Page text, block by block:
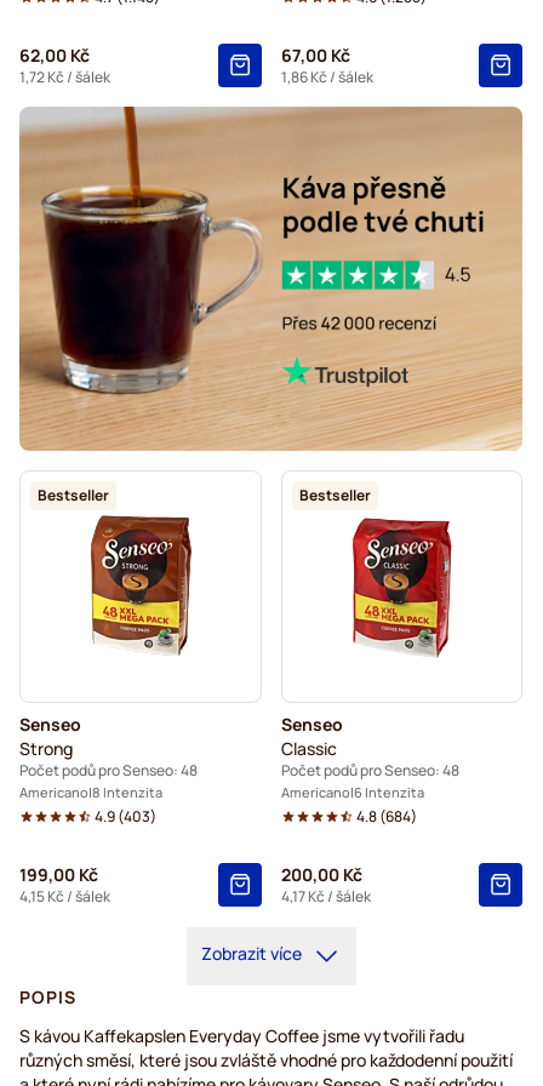
62,00 Kč
1,72 Kč / šálek
67,00 Kč
1,86 Kč / šálek
Bestseller
Senseo
Strong
Počet podů pro Senseo: 48
Americano 8 Intenzita
4.9(403)
199,00 Kč
4,15 Kč / šálek
Bestseller
Senseo
Classic
Počet podů pro Senseo: 48
Americano 6 Intenzita
4.8(684)
200,00 Kč
4,17 Kč / šálek
Zobrazit více
POPIS
S kávou Kaffekapslen Everyday Coffee jsme vytvořili řadu
různých směsí, které jsou zvláště vhodné pro každodenní použití